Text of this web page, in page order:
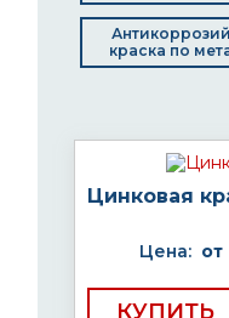
краска по
Цинковая
Цена: от
КУПИТЬ